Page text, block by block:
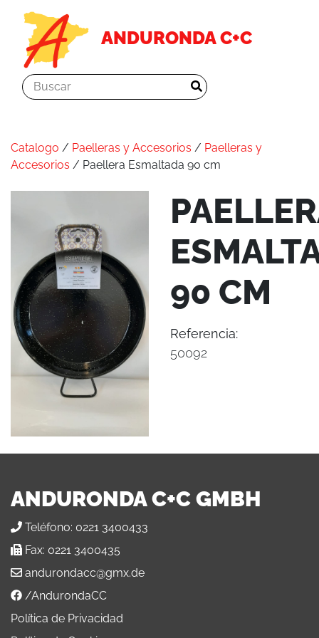
ANDURONDA C+C
Catalogo / Paelleras y Accesorios / Paelleras y
Accesorios / Paellera Esmaltada 90 cm
90 CM
Referencia:
50092
ANDURONDA C+C GMBH
Teléfono: 0221 3400433
Fax: 0221 3400435
andurondacc@gmx.de
/AndurondaCC
Política de Privacidad